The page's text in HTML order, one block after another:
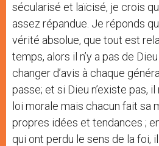
sécularisé et laïcisé, je crois
assez répandue. Je réponds
vérité absolue, que tout est
temps, alors il n’y a pas de
changer d’avis à chaque
passe; et si Dieu n’existe pas, il
loi morale mais chacun fait sa
propres idées et tendances ;
qui ont perdu le sens de la foi,